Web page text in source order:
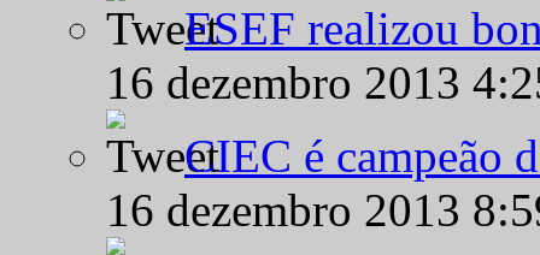
ESEF realizou
16 dezembro 2013
CIEC é campeão
16 dezembro 2013